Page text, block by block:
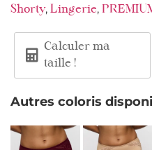
Shorty, Lingerie,
Calculer ma
taille !
Autres coloris